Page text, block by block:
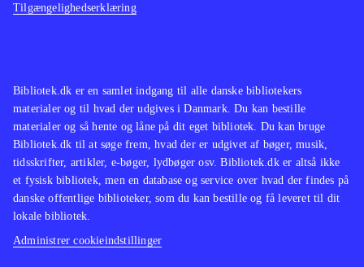
Bibliotek.dk er en samlet indgang til alle danske bibliotekers
materialer og til hvad der udgives i Danmark. Du kan bestille
materialer og så hente og låne på dit eget bibliotek. Du kan bruge
Bibliotek.dk til at søge frem, hvad der er udgivet af bøger, musik,
tidsskrifter, artikler, e-bøger, lydbøger osv. Bibliotek.dk er altså ikke
et fysisk bibliotek, men en database og service over hvad der findes på
danske offentlige biblioteker, som du kan bestille og få leveret til dit
lokale bibliotek.
Administrer cookieindstillinger
Tilgængelighedserklæring